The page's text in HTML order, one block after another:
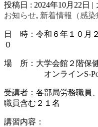
投稿日 : 2024年10月22日 |
お知らせ, 新着情報（感染
日 時：令和６年１０月
０
場 所：大学会館２階保
オンラインS-
受講者：各部局労務職員
職員含む２１名
講習内容：